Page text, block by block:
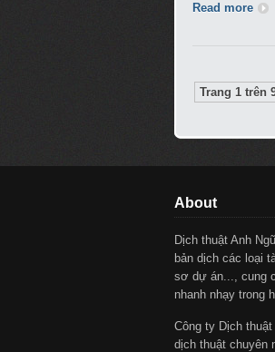
Read more
Trang 1 trên
About
Dịch thuật Anh
bản dịch các loại
sơ dự án..., cung
nhanh nhạy trong
Công ty Dịch
dịch thuật chuyên